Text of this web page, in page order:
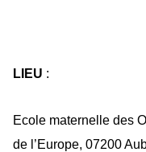
LIEU :
Ecole maternelle des
de l’Europe, 07200